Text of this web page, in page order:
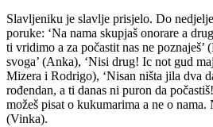
Slavljeniku je slavlje prisjelo. Do
poruke: ‘Na nama skupjaš onorare a
ti vridimo a za počastit nas ne poznaješ’
svoga’ (Anka), ‘Nisi drug! Ic not gud
Mizera i Rodrigo), ‘Nisan ništa jila dva
rođendan, a ti danas ni puron da
možeš pisat o kukumarima a ne o nama.
(Vinka).